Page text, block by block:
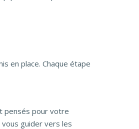
en place. Chaque étape
pensés pour votre
guider vers les